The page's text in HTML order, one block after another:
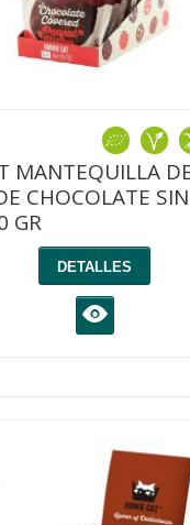
MANTEQUILLA
CHOCOLATE
GR
DETALLES
K